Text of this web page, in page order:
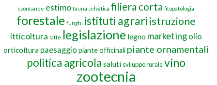
spontanee estimo fauna selvatica filiera corta fitopatologia
forestale funghi istituti agrariistruzione
itticoltura latte legislazione legno marketingolio
orticoltura paesaggio piante officinali piante ornamentali
politica agricola saluti sviluppo ruralevino
zootecnia